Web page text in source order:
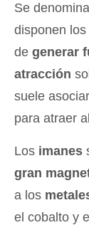
Se denomina
disponen los
de generar
atracción
suele
para atraer
Los imanes
gran
a los
el cobalto y